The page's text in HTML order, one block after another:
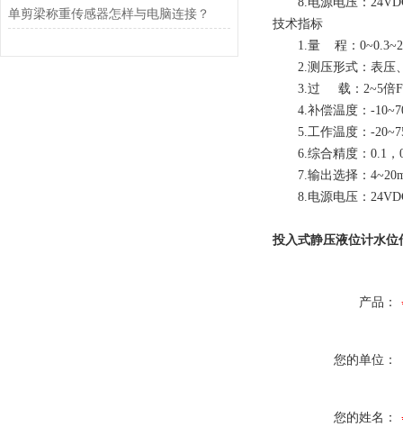
单剪梁称重传感器怎样与电脑连接？
技术指标
1.量 程：
2.测压形式：表压
3.过 载：2~5倍FS
4.补偿温度：-
5.工作温度：-
6.综合精度：0.1，
7.输出选择：
8.电源电压：
投入式静压液位计水位
产品：
您的单位：
您的姓名：